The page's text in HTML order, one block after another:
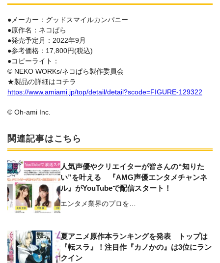
●メーカー：グッドスマイルカンパニー
●原作名：ネコぱら
●発売予定月：2022年9月
●参考価格：17,800円(税込)
●コピーライト：
© NEKO WORKs/ネコぱら製作委員会
★製品の詳細はコチラ
https://www.amiami.jp/top/detail/detail?scode=FIGURE-129322
© Oh-ami Inc.
関連記事はこちら
人気声優やクリエイターが皆さんの“知りた
い”を叶える 『AMG声優エンタメチャンネ
ル』がYouTubeで配信スタート！
エンタメ業界のプロを…
夏アニメ原作本ランキングを発表 トップは
『転スラ』！注目作『カノかの』は3位にラン
クイン